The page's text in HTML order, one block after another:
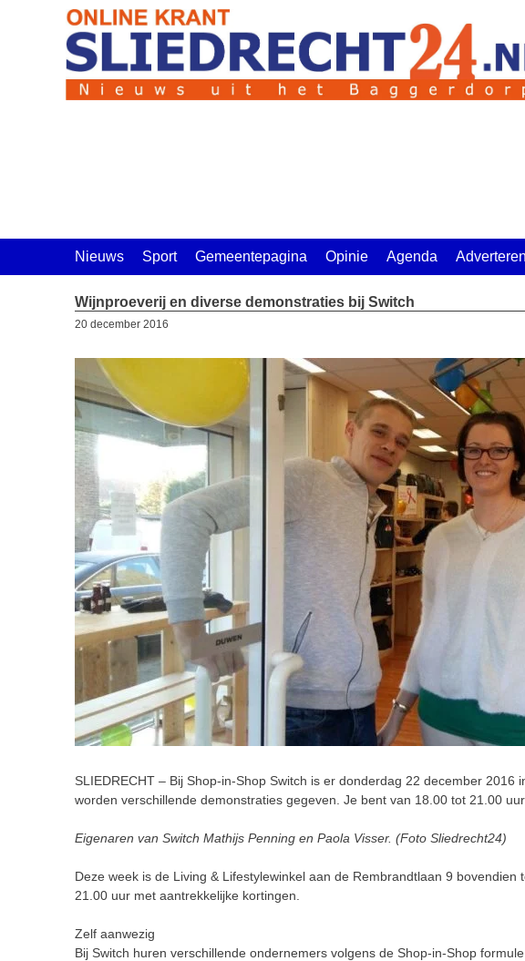
Nieuws Sport Gemeentepagina Opinie Agenda Adverteren
Wijnproeverij en diverse demonstraties bij Switch
20 december 2016
SLIEDRECHT – Bij Shop-in-Shop Switch is er donderdag 22 december 2016
worden verschillende demonstraties gegeven. Je bent van 18.00 tot 21.00
Eigenaren van Switch Mathijs Penning en Paola Visser. (Foto Sliedrecht24)
Deze week is de Living & Lifestylewinkel aan de Rembrandtlaan 9
21.00 uur met aantrekkelijke kortingen.
Zelf aanwezig
Bij Switch huren verschillende ondernemers volgens de Shop-in-Shop